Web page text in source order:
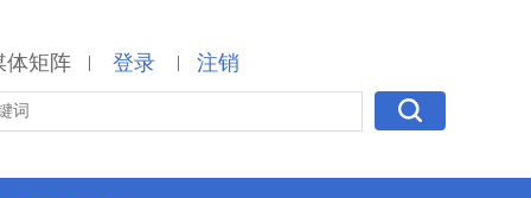
体矩阵 | 登录 | 注销